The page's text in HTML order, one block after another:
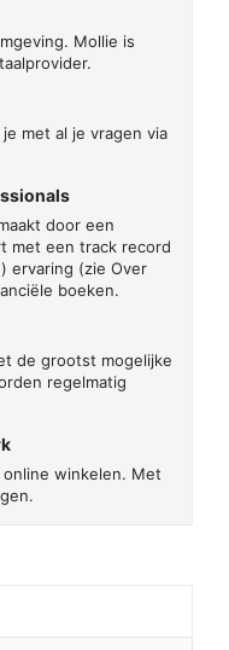
Mollie is
met al je vragen via
door een
met een track record
ervaring (zie Over
boeken.
de grootst mogelijke
regelmatig
winkelen. Met